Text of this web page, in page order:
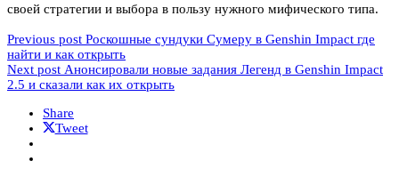
своей стратегии и выбора в пользу нужного мифического типа.
Previous post Роскошные сундуки Сумеру в Genshin Impact где
найти и как открыть
Next post Анонсировали новые задания Легенд в Genshin Impact
2.5 и сказали как их открыть
Share
Tweet